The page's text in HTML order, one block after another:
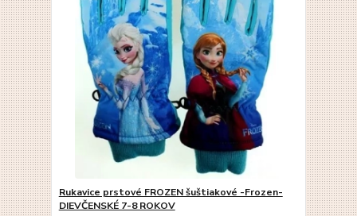
Rukavice prstové FROZEN šuštiakové -Frozen-
DIEVČENSKÉ 7-8 ROKOV